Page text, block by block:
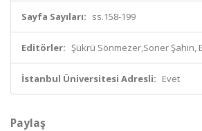
Sayfa Sayıları: ss.158-199
Editörler: Şükrü Sönmezer,Soner Şahin,
İstanbul Üniversitesi Adresli: Evet
Paylaş